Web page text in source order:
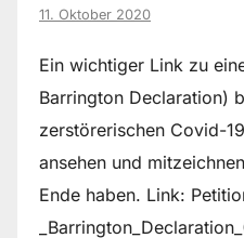
11. Oktober 2020
Ein wichtiger Link zu
Barrington Declaration)
zerstörerischen Covid-
ansehen und
Ende haben. Link: